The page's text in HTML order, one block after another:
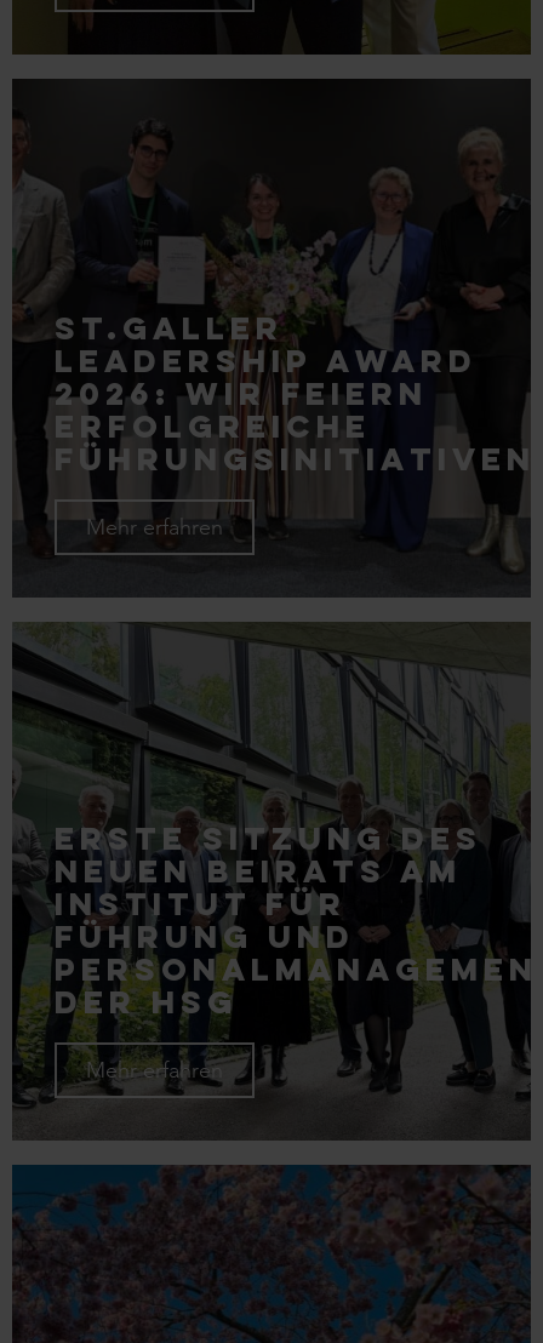
St.Galler
Leadership Award
2026: Wir feiern
erfolgreiche
Führungsinitiativen
Mehr erfahren
Erste Sitzung des
neuen Beirats am
Institut für
Führung und
der HSG
Mehr erfahren